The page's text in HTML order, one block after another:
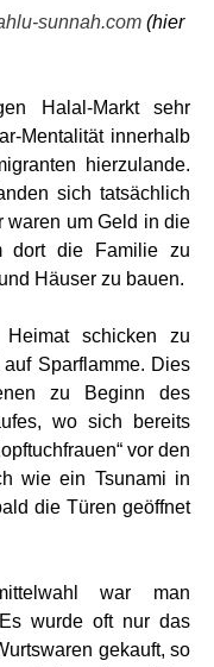
sunnah.com (hier
Halal-Markt sehr
Mentalität innerhalb
hierzulande.
sich tatsächlich
waren um Geld in die
dort die Familie zu
Häuser zu bauen.
schicken zu
Sparflamme. Dies
zu Beginn des
wo sich bereits
vor den
wie ein Tsunami in
die Türen geöffnet
war man
wurde oft nur das
gekauft, so